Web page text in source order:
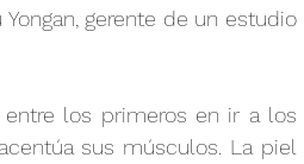
gerente de un estudio
los primeros en ir a los
sus músculos. La piel